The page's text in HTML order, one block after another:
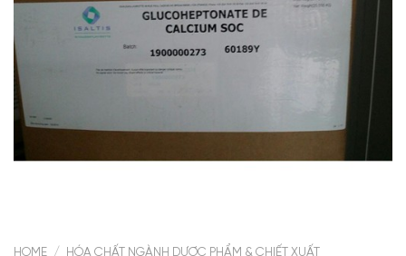
HOME / HÓA CHẤT NGÀNH DƯỢC PHẨM & CHIẾT XUẤT